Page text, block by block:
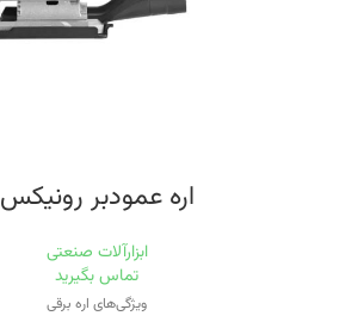
اره عمودبر رونیکس
ابزارآلات صنعتی
تماس بگیرید
ویژگی‌های اره برقی